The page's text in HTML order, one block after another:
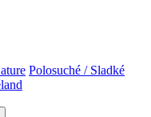
Polosuché / Sladké